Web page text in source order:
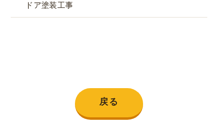
ドア塗装工事
戻る